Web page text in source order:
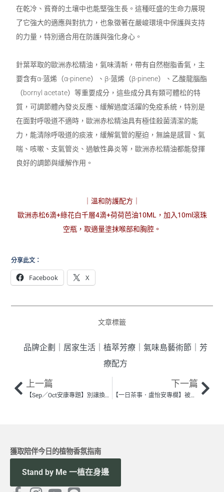
在乾冷、貧脊的土壤中也能堅強生長。這種旺盛的生命力展現
了它強大的適應與對抗力，也象徵著在嚴峻環境中保護與支持
的力量，特別適合用在防護與強化身心。
針葉萃取的歐洲赤松精油，氣味清新，帶有自然樹脂香氣，主
要含有α-蒎烯（α-pinene）、β-蒎烯（β-pinene）、乙酸龍腦酯
（bornyl acetate）等重要成分，這些成分具有類可體松的特
質，可調節體內發炎反應、緩解過度活躍的免疫系統，特別是
在面對呼吸道不適時，歐洲赤松精油具有極佳殺菌清潔的能
力，能清除呼吸道的痰液，緩解氣管的壓迫，無論是感冒、氣
喘、咳嗽、支氣管炎、過敏性鼻炎等，歐洲赤松精油都能發揮
良好的調節與緩解作用。
｜溫和防護配方｜
歐洲赤松6滴+綠花白千層4滴+荷荷芭油10ML，加入10ml滾珠
空瓶，取適量塗抹喉部和胸腔。
分享此文：
Facebook X
文章標籤
品牌企劃 居家生活 植萃芳療 氣味島藝術節
芳
療配方
上一篇
【Sep／Oct安康專題】別讓換季帶走元氣，穩定、防護、再出發！
下一篇
【一日茶事．盧怡安專欄】被櫻桃喚醒的夏天
獲取陪伴今日的植物香氛指南
Stand by Me 一植在身邊